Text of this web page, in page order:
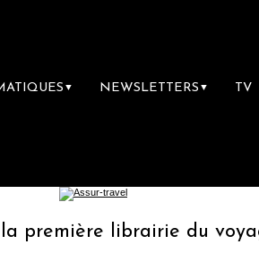
▼ NEWSLETTERS ▼ TV
librairie du voyage